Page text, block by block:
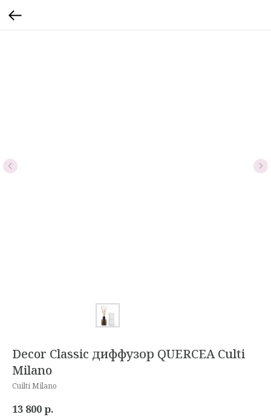
Decor Classic диффузор QUERCEA Culti
Milano
Cuilti Milano
13 800р.